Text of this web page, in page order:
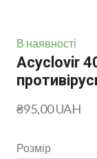
В наявності
Acyclovir
₴95,00 UAH
Розмір